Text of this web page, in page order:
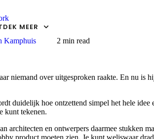
MEER
Kamphuis 2 min read
niemand over uitgesproken raakte. En nu is
duidelijk hoe ontzettend simpel het hele
kunt tekenen.
architecten en ontwerpers daarmee stukken
product moeten zien. Je kunt weliswaar